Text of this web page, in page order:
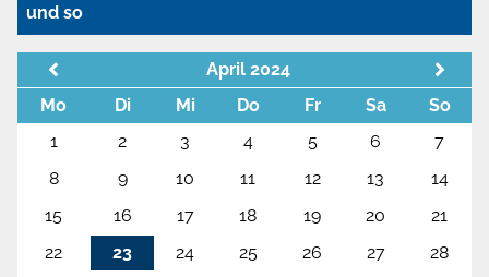
und so
April 2024
Mo
Di Mi Do Fr Sa
So
1
2 3 4 5 6
7
8
9 10 11 12 13
14
15
16 17 18 19 20
21
22
23 24 25 26 27
28